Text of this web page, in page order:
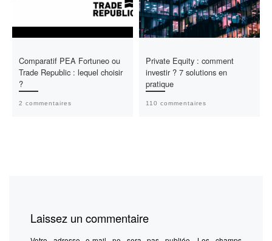
Comparatif PEA Fortuneo ou
Trade Republic : lequel choisir
?
2 commentaires
Private Equity : comment
investir ? 7 solutions en
pratique
110 commentaires
Laissez un commentaire